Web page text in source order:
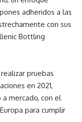
adheridos a las
con sus
Bottling
pruebas
en 2021,
mercado, con el
para cumplir